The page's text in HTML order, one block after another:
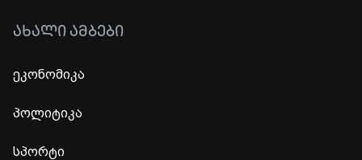
ᲐᲮᲐᲚᲘ ᲐᲛᲑᲔᲑᲘ
ეკონომიკა
პოლიტიკა
სპორტი